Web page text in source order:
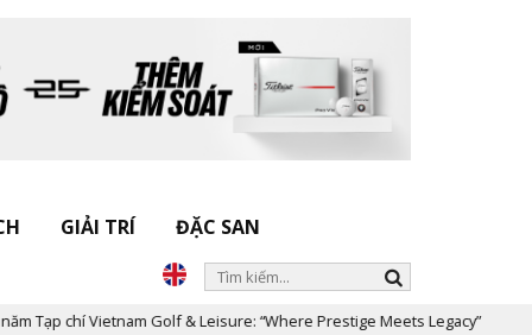
GIẢI TRÍ ĐẶC SAN
& Leisure: “Where Prestige Meets Legacy” Dấu ấn Nicklaus